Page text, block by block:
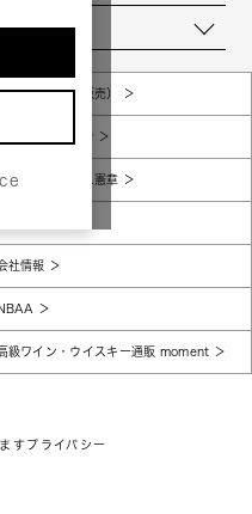
売規約（店頭販売）
個人情報保護方針
ンプライアンス憲章
社情報
級ワイン・ウイスキー通販 moment